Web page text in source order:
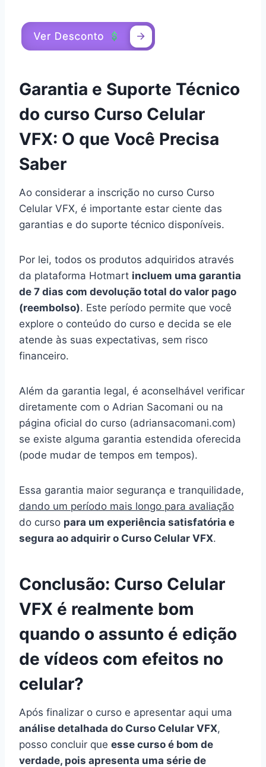
Garantia e Suporte Técnico
do curso Curso Celular
VFX: O que Você Precisa
Saber
Ao considerar a inscrição no curso Curso
Celular VFX, é importante estar ciente das
garantias e do suporte técnico disponíveis.
Por lei, todos os produtos adquiridos através
da plataforma Hotmart incluem uma garantia
de 7 dias com devolução total do valor pago
(reembolso). Este período permite que você
explore o conteúdo do curso e decida se ele
atende às suas expectativas, sem risco
financeiro.
Além da garantia legal, é aconselhável verificar
diretamente com o Adrian Sacomani ou na
página oficial do curso (adriansacomani.com)
se existe alguma garantia estendida oferecida
(pode mudar de tempos em tempos).
Essa garantia maior segurança e tranquilidade,
dando um período mais longo para avaliação
do curso para um experiência satisfatória e
segura ao adquirir o Curso Celular VFX.
Conclusão: Curso Celular
VFX é realmente bom
quando o assunto é edição
de vídeos com efeitos no
celular?
Após finalizar o curso e apresentar aqui uma
análise detalhada do Curso Celular VFX,
posso concluir que esse curso é bom de
verdade, pois apresenta uma série de